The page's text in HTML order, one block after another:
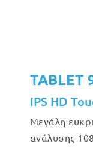
TABLET
IPS HD
Μεγάλη
ανάλυσης